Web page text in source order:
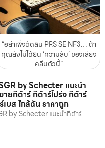
“อย่าเพิ่งตัดสิน PRS SE NF3… ถ้า
คุณยังไม่ได้ยิน ‘ความลับ’ ของเสียง
คลีนตัวนี้”
by Schecter แนะนำ
ายกีต้าร์ กีต้าร์โปร่ง กีต้าร์
เบส ใกล้ฉัน ราคาถูก
by Schecter แนะนำกีต้าร์